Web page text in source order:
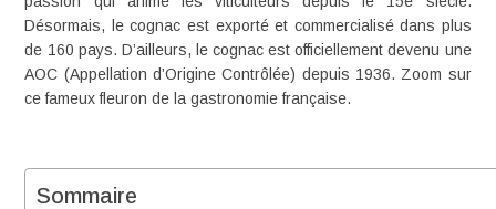
Désormais, le cognac est exporté et commercialisé dans plus
de 160 pays. D’ailleurs, le cognac est officiellement devenu une
AOC (Appellation d’Origine Contrôlée) depuis 1936. Zoom sur
ce fameux fleuron de la gastronomie française.
Sommaire